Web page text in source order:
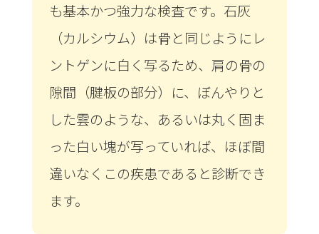
も基本かつ強力な検査です。石灰
（カルシウム）は骨と同じようにレ
ントゲンに白く写るため、肩の骨の
隙間（腱板の部分）に、ぼんやりと
した雲のような、あるいは丸く固ま
った白い塊が写っていれば、ほぼ間
違いなくこの疾患であると診断でき
ます。